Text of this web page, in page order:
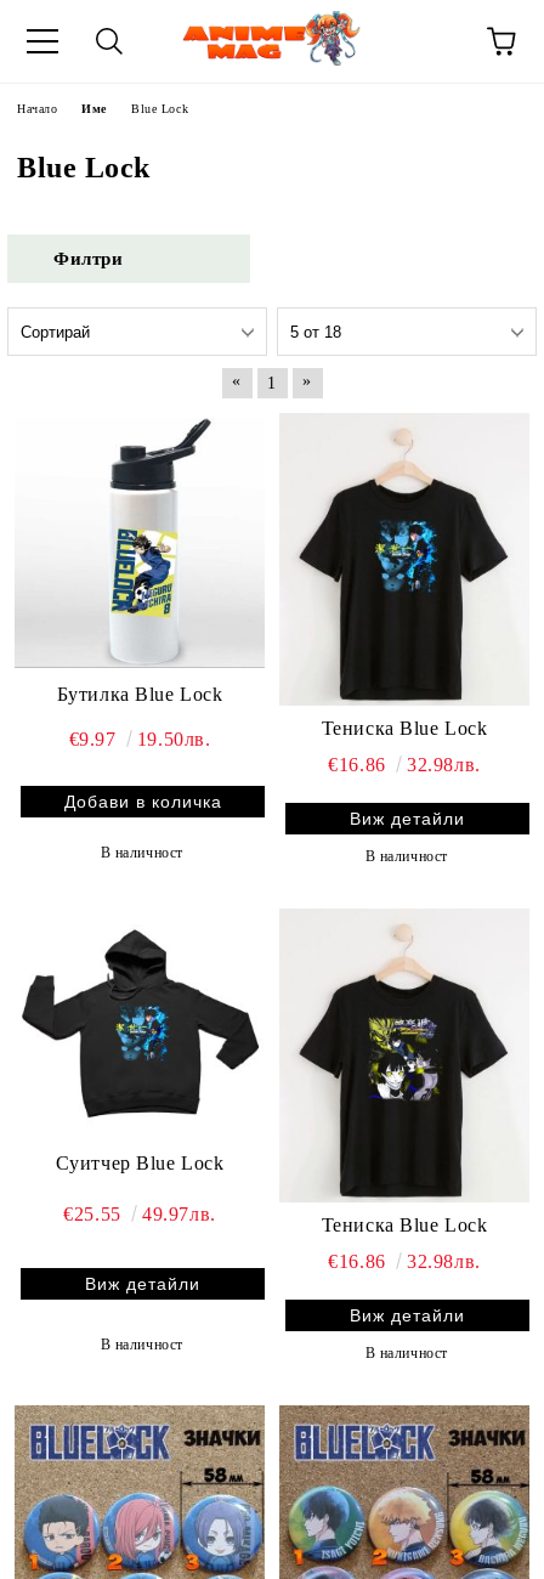
Начало Име Blue Lock
Blue Lock
Филтри
« 1 »
Бутилка Blue Lock
€9.97 19.50лв.
В наличност
Тениска Blue Lock
€16.86
32.98лв.
Виж детайли
В наличност
Суитчер Blue Lock
€25.55 49.97лв.
Виж детайли
В наличност
Тениска Blue Lock
€16.86
32.98лв.
Виж детайли
В наличност